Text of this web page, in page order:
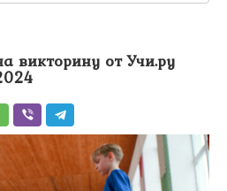
викторину от Учи.ру